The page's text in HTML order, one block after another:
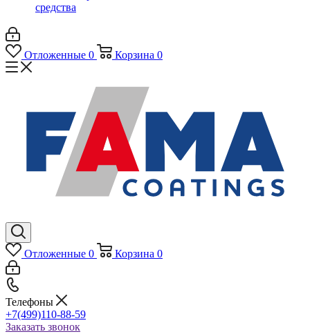
средства
Отложенные 0 Корзина 0
Отложенные 0 Корзина 0
Телефоны
+7(499)110-88-59
Заказать звонок